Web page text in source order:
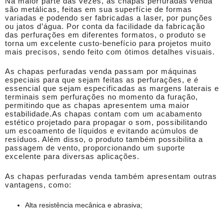
são metálicas, feitas em sua superfície de formas
variadas e podendo ser fabricadas a laser, por punções
ou jatos d’água. Por conta da facilidade da fabricação
das perfurações em diferentes formatos, o produto se
torna um excelente custo-benefício para projetos muito
mais precisos, sendo feito com ótimos detalhes visuais.
As chapas perfuradas venda passam por máquinas
especiais para que sejam feitas as perfurações, e é
essencial que sejam especificadas as margens laterais e
terminais sem perfurações no momento da furação,
permitindo que as chapas apresentem uma maior
estabilidade.As chapas contam com um acabamento
estético projetado para propagar o som, possibilitando
um escoamento de líquidos e evitando acúmulos de
resíduos. Além disso, o produto também possibilita a
passagem de vento, proporcionando um suporte
excelente para diversas aplicações.
As chapas perfuradas venda também apresentam outras
vantagens, como:
Alta resistência mecânica e abrasiva;